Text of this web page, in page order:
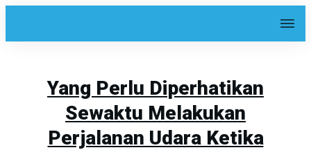
Yang Perlu Diperhatikan
Sewaktu Melakukan
Perjalanan Udara Ketika